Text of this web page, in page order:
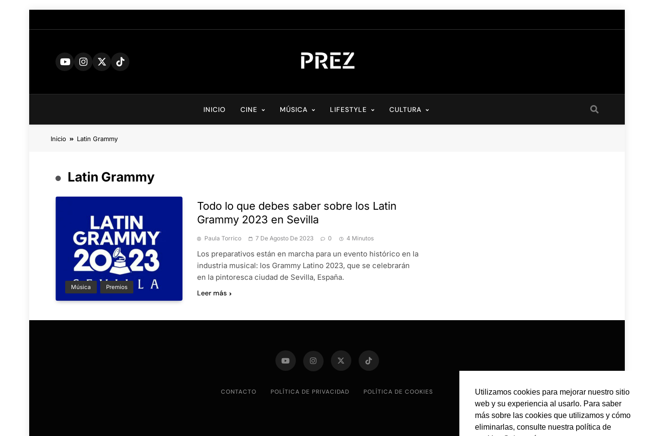
al
PREZ MAGAZINE
INICIO CINE MÚSICA LIFESTYLE CULTURA
Inicio Latin Grammy
Latin Grammy
Música Premios
Todo lo que debes saber sobre los Latin
Grammy 2023 en Sevilla
Paula Torrico 7 De Agosto De 2023 0 4 Minutos
Los preparativos están en marcha para un evento histórico en la
industria musical: los Grammy Latino 2023, que se celebrarán
en la pintoresca ciudad de Sevilla, España.
Leer más
CONTACTO POLÍTICA DE PRIVACIDAD POLÍTICA DE COOKIES
Utilizamos cookies para mejorar nuestro sitio
web y su experiencia al usarlo. Para saber
más sobre las cookies que utilizamos y cómo
eliminarlas, consulte nuestra política de